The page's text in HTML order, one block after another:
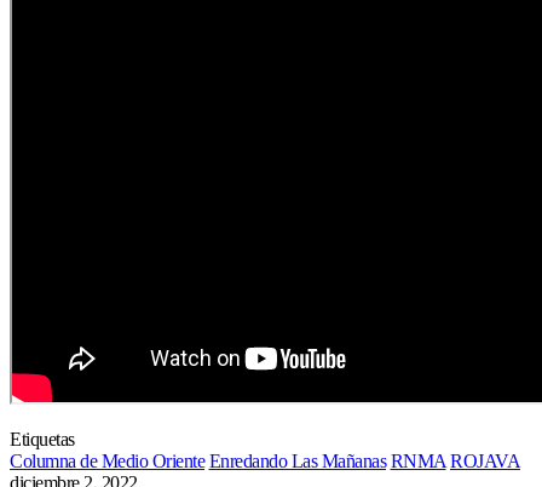
Etiquetas
Columna de Medio Oriente Enredando Las Mañanas RNMA ROJAVA